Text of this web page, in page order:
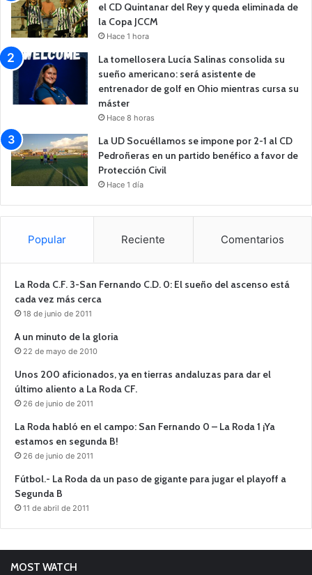
el CD Quintanar del Rey y queda eliminada de
la Copa JCCM
Hace 1 hora
La tomellosera Lucía Salinas consolida su
sueño americano: será asistente de
entrenador de golf en Ohio mientras cursa su
máster
Hace 8 horas
La UD Socuéllamos se impone por 2-1 al CD
Pedroñeras en un partido benéfico a favor de
Protección Civil
Hace 1 día
Popular Reciente Comentarios
La Roda C.F. 3-San Fernando C.D. 0: El sueño del ascenso está
cada vez más cerca
18 de junio de 2011
A un minuto de la gloria
22 de mayo de 2010
Unos 200 aficionados, ya en tierras andaluzas para dar el
último aliento a La Roda CF.
26 de junio de 2011
La Roda habló en el campo: San Fernando 0 – La Roda 1 ¡Ya
estamos en segunda B!
26 de junio de 2011
Fútbol.- La Roda da un paso de gigante para jugar el playoff a
Segunda B
11 de abril de 2011
MOST WATCH